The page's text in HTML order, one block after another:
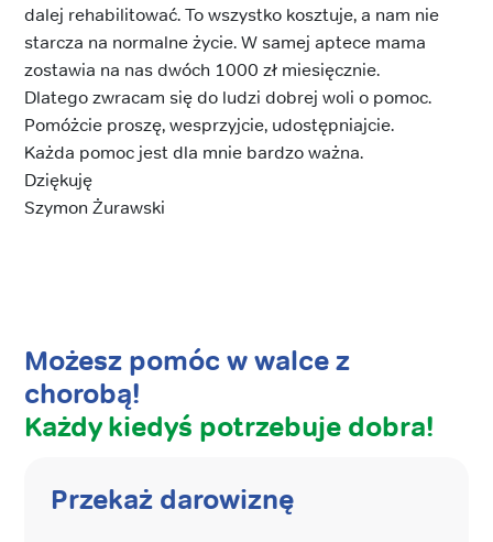
dalej rehabilitować. To wszystko kosztuje, a nam nie
starcza na normalne życie. W samej aptece mama
zostawia na nas dwóch 1000 zł miesięcznie.
Dlatego zwracam się do ludzi dobrej woli o pomoc.
Pomóżcie proszę, wesprzyjcie, udostępniajcie.
Każda pomoc jest dla mnie bardzo ważna.
Dziękuję
Szymon Żurawski
Możesz pomóc w walce z
chorobą!
Każdy kiedyś potrzebuje dobra!
Przekaż darowiznę